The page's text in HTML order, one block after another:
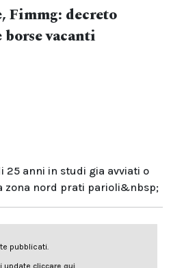
Fimmg: decreto
vacanti
25 anni in studi gia avviati o
zona nord prati parioli&nbsp;